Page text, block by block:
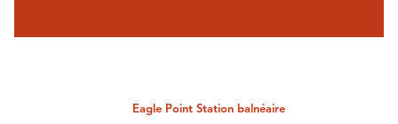
Eagle Point Station balnéaire